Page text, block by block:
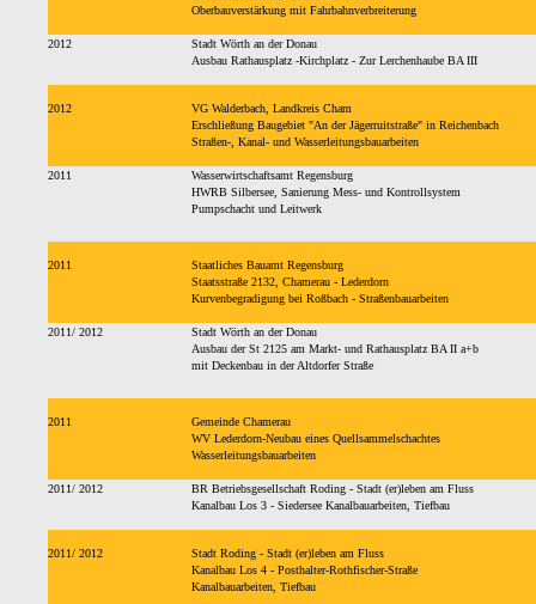
Oberbauverstärkung mit Fahrbahnverbreiterung
2012
Stadt Wörth an der Donau
Ausbau Rathausplatz -Kirchplatz - Zur Lerchenhaube BA III
2012
VG Walderbach, Landkreis Cham
Erschließung Baugebiet "An der Jägerruitstraße" in Reichenbach
Straßen-, Kanal- und Wasserleitungsbauarbeiten
2011
Wasserwirtschaftsamt Regensburg
HWRB Silbersee, Sanierung Mess- und Kontrollsystem
Pumpschacht und Leitwerk
2011
Staatliches Bauamt Regensburg
Staatsstraße 2132, Chamerau - Lederdorn
Kurvenbegradigung bei Roßbach - Straßenbauarbeiten
2011/ 2012
Stadt Wörth an der Donau
Ausbau der St 2125 am Markt- und Rathausplatz BA II a+b
mit Deckenbau in der Altdorfer Straße
2011
Gemeinde Chamerau
WV Lederdorn-Neubau eines Quellsammelschachtes
Wasserleitungsbauarbeiten
2011/ 2012
BR Betriebsgesellschaft Roding - Stadt (er)leben am Fluss
Kanalbau Los 3 - Siedersee Kanalbauarbeiten, Tiefbau
2011/ 2012
Stadt Roding - Stadt (er)leben am Fluss
Kanalbau Los 4 - Posthalter-Rothfischer-Straße
Kanalbauarbeiten, Tiefbau